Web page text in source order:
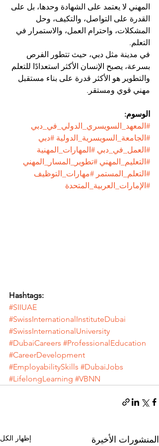
المهني لا يعتمد على الشهادة وحدها، بل على
القدرة على التواصل، والتكيف، وحل
المشكلات، واحترام العمل، والاستمرار في
التعلم.
في مدينة مثل دبي، حيث تتطور الفرص
بسرعة، يصبح الإنسان الأكثر استعدادًا للتعلم
والتطوير هو الأكثر قدرة على بناء مستقبل
مهني قوي ومستقر.
الوسوم:
#المعهد_السويسري_الدولي_في_دبي
#الجامعة_السويسرية_الدولية #دبي
#العمل_في_دبي #المهارات_المهنية
#التعليم_المهني #تطوير_المسار_المهني
#التعلم_المستمر #مهارات_التوظيف
#الإمارات_العربية_المتحدة
Hashtags:
#SIIUAE
#SwissInternationalInstituteDubai
#SwissInternationalUniversity
#DubaiCareers #ProfessionalEducation
#CareerDevelopment
#EmployabilitySkills #DubaiJobs
#LifelongLearning #VBNN
المنشورات الأخيرة إظهار الكل